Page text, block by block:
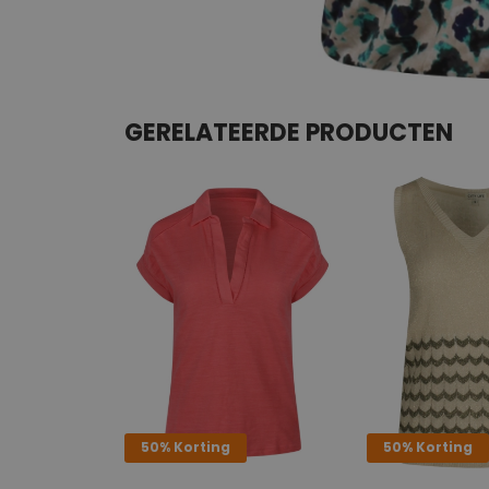
GERELATEERDE PRODUCTEN
50% Korting 50% Korting